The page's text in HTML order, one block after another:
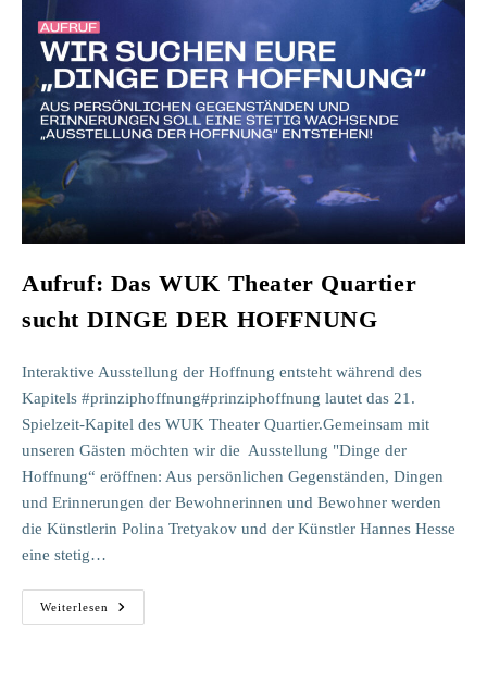
Aufruf: Das WUK Theater Quartier
sucht DINGE DER HOFFNUNG
Interaktive Ausstellung der Hoffnung entsteht während des
Kapitels #prinziphoffnung#prinziphoffnung lautet das 21.
Spielzeit-Kapitel des WUK Theater Quartier.Gemeinsam mit
unseren Gästen möchten wir die Ausstellung "Dinge der
Hoffnung“ eröffnen: Aus persönlichen Gegenständen, Dingen
und Erinnerungen der Bewohnerinnen und Bewohner werden
die Künstlerin Polina Tretyakov und der Künstler Hannes Hesse
eine stetig…
Weiterlesen
Aufruf:
Das